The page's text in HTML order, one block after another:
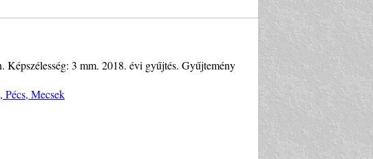
3 mm. 2018. évi gyűjtés. Gyűjtemény
Pécs, Mecsek